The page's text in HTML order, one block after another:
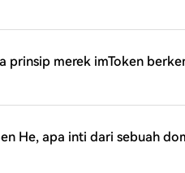
prinsip merek imToken
He, apa inti dari sebuah